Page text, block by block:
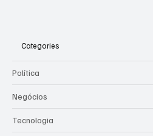
Categories
Política
Negócios
Tecnologia